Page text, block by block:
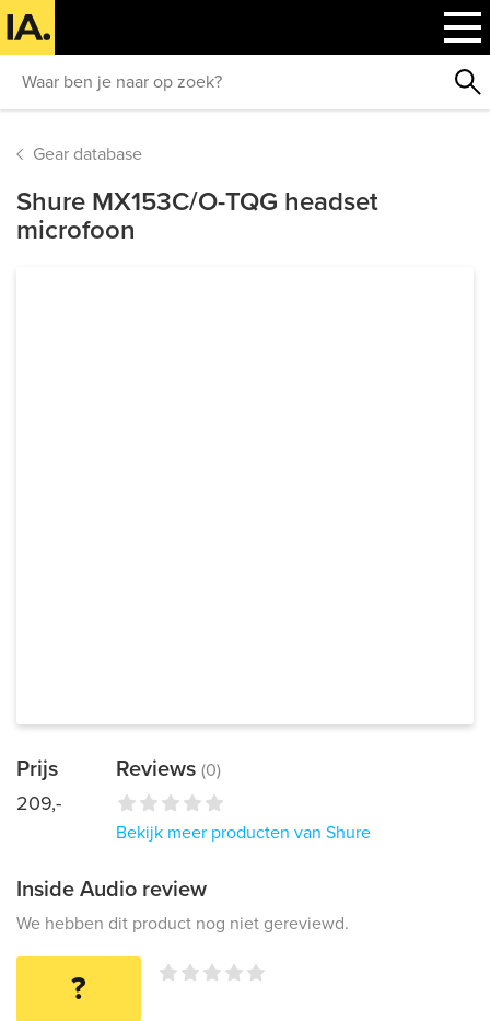
Gear database
Shure MX153C/O-TQG headset
microfoon
Prijs
209,-
Reviews (0)
Bekijk meer producten van Shure
Inside Audio review
We hebben dit product nog niet gereviewd.
?